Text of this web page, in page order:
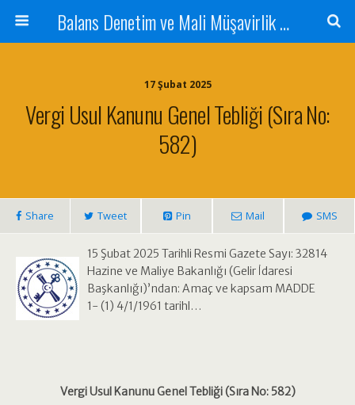
Balans Denetim ve Mali Müşavirlik Hizmetleri
17 Şubat 2025
Vergi Usul Kanunu Genel Tebliği (Sıra No:
582)
Share Tweet Pin Mail SMS
15 Şubat 2025 Tarihli Resmi Gazete Sayı: 32814
Hazine ve Maliye Bakanlığı (Gelir İdaresi
Başkanlığı)’ndan: Amaç ve kapsam MADDE
1- (1) 4/1/1961 tarihl…
Vergi Usul Kanunu Genel Tebliği (Sıra No: 582)